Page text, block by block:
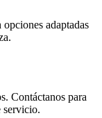
adaptadas
Contáctanos para
servicio.